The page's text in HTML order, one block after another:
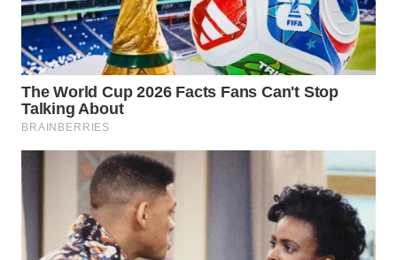
WN
MAJALENGKA
WN
SUBANG
SUKABUMI
PURWAKARTA